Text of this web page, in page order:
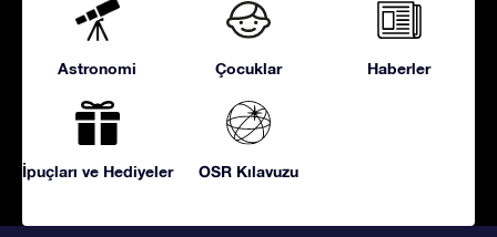
Astronomi Çocuklar Haberler
İpuçları ve Hediyeler OSR Kılavuzu